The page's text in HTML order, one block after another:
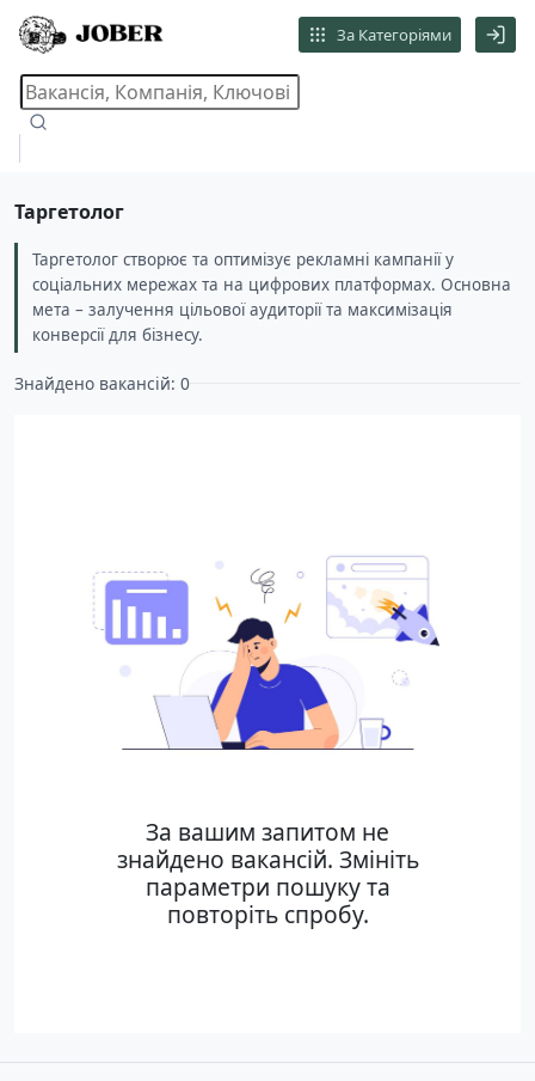
За Категоріями
Таргетолог
Таргетолог створює та оптимізує рекламні кампанії у
соціальних мережах та на цифрових платформах. Основна
мета – залучення цільової аудиторії та максимізація
конверсії для бізнесу.
Знайдено вакансій: 0
За вашим запитом не
знайдено вакансій. Змініть
параметри пошуку та
повторіть спробу.